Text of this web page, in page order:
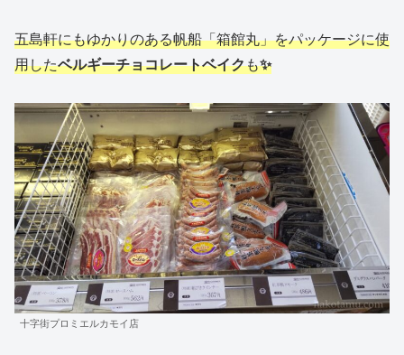
五島軒にもゆかりのある帆船「箱館丸」をパッケージに使
用したベルギーチョコレートベイクも✨
十字街プロミエルカモイ店